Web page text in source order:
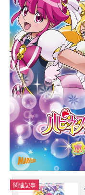
関連記事